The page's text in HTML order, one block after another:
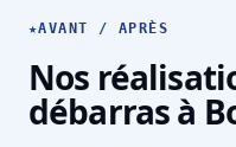
★AVANT / APRÈS
Nos
débarras à